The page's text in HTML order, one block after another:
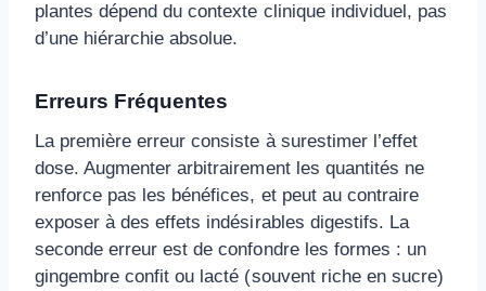
plantes dépend du contexte clinique individuel, pas
d’une hiérarchie absolue.
Erreurs Fréquentes
La première erreur consiste à surestimer l’effet
dose. Augmenter arbitrairement les quantités ne
renforce pas les bénéfices, et peut au contraire
exposer à des effets indésirables digestifs. La
seconde erreur est de confondre les formes : un
gingembre confit ou lacté (souvent riche en sucre)